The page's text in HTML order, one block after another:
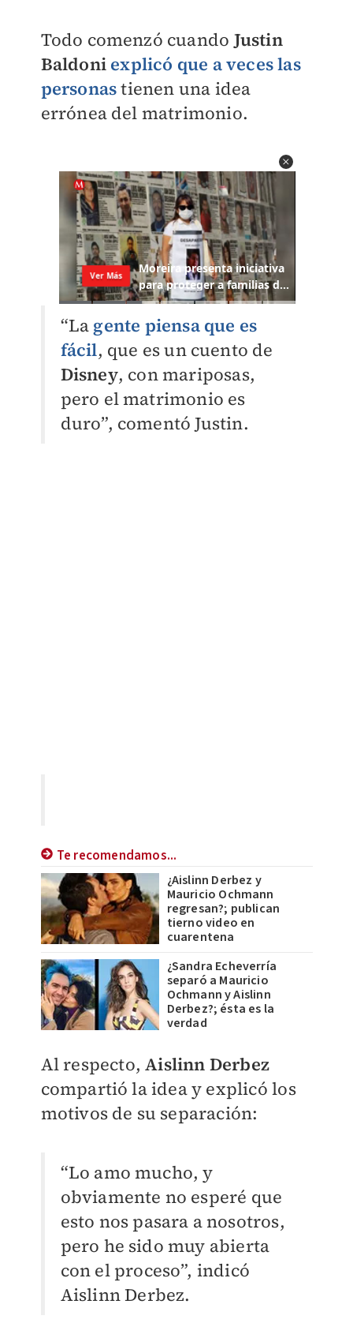
Todo comenzó cuando Justin
Baldoni explicó que a veces las
personastienen una idea
errónea del matrimonio.
“La gente piensa que es
fácil, que es un cuento de
Disney, con mariposas,
pero el matrimonio es
duro”, comentó Justin.
Te recomendamos...
¿Aislinn Derbez y
Mauricio Ochmann
regresan?; publican
tierno video en
cuarentena
¿Sandra Echeverría
separó a Mauricio
Ochmann y Aislinn
Derbez?; ésta es la
verdad
Al respecto, Aislinn Derbez
compartió la idea y explicó los
motivos de su separación:
“Lo amo mucho, y
obviamente no esperé que
esto nos pasara a nosotros,
pero he sido muy abierta
con el proceso”, indicó
Aislinn Derbez.